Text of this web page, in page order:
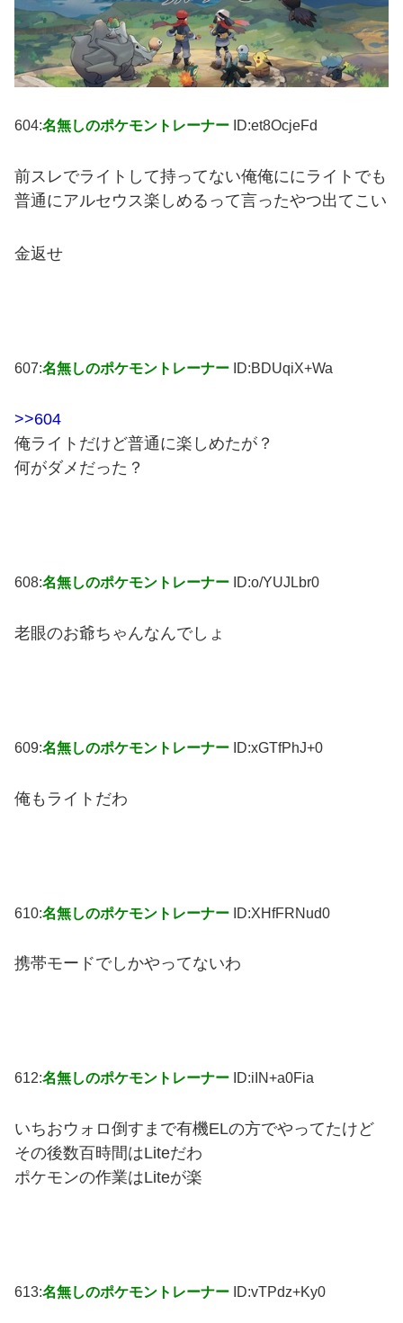
604:名無しのポケモントレーナー ID:et8OcjeFd
前スレでライトして持ってない俺俺ににライトでも
普通にアルセウス楽しめるって言ったやつ出てこい
金返せ
607:名無しのポケモントレーナー ID:BDUqiX+Wa
>>604
俺ライトだけど普通に楽しめたが？
何がダメだった？
608:名無しのポケモントレーナー ID:o/YUJLbr0
老眼のお爺ちゃんなんでしょ
609:名無しのポケモントレーナー ID:xGTfPhJ+0
俺もライトだわ
610:名無しのポケモントレーナー ID:XHfFRNud0
携帯モードでしかやってないわ
612:名無しのポケモントレーナー ID:iIN+a0Fia
いちおウォロ倒すまで有機ELの方でやってたけど
その後数百時間はLiteだわ
ポケモンの作業はLiteが楽
613:名無しのポケモントレーナー ID:vTPdz+Ky0